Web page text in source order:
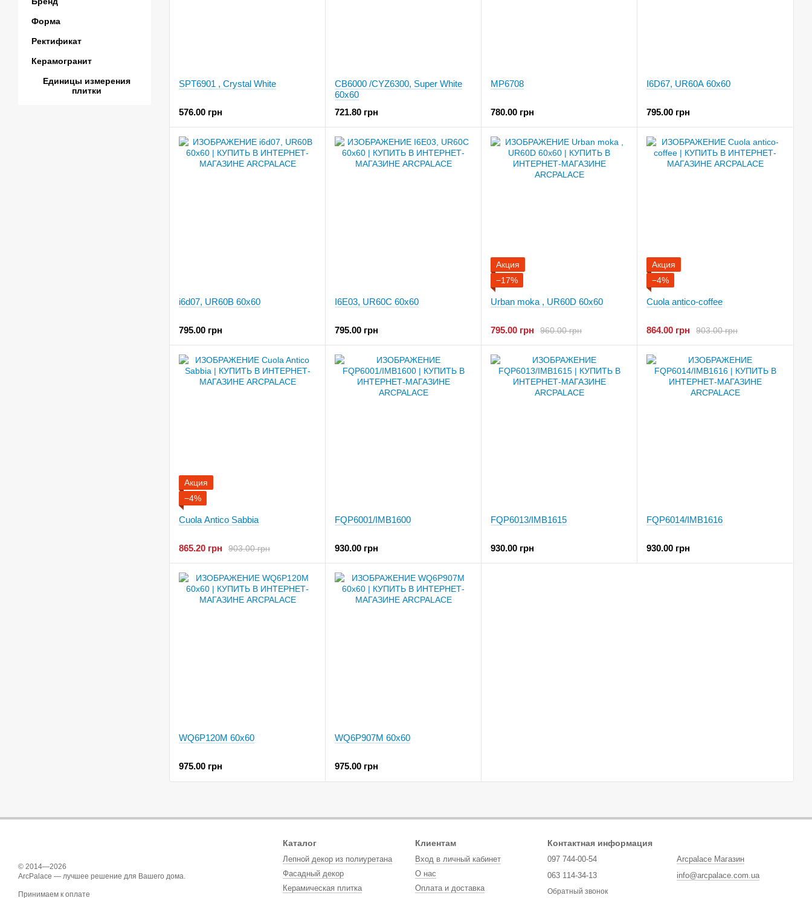
SPT6901 , Crystal White
576.00 грн
CB6000 /CYZ6300, Super White
60x60
721.80 грн
MP6708
780.00 грн
I6D67, UR60A 60x60
795.00 грн
i6d07, UR60B 60x60
795.00 грн
I6E03, UR60C 60x60
795.00 грн
Акция
−17%
Urban moka , UR60D 60x60
960.00 грн
795.00 грн
Акция
−4%
Cuola antico-coffee
903.00 грн
864.00 грн
Акция
−4%
Cuola Antico Sabbia
903.00 грн
865.20 грн
FQP6001/IMB1600
930.00 грн
FQP6013/IMB1615
930.00 грн
FQP6014/IMB1616
930.00 грн
WQ6P120M 60x60
975.00 грн
WQ6P907M 60x60
975.00 грн
Форма
Ректификат
Керамогранит
Единицы измерения
плитки
© 2014—2026
ArcPalace — лучшее решение для Вашего дома.
Принимаем к оплате
Каталог
Лепной декор из полиуретана
Фасадный декор
Керамическая плитка
Клиентам
Вход в личный кабинет
О нас
Оплата и доставка
Контактная информация
097 744-00-54
063 114-34-13
Обратный звонок
Arcpalace Магазин
info@arcpalace.com.ua